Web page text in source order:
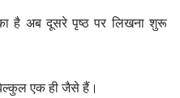
है अब दूसरे पृष्ठ पर लिखना शुरू
एक ही जैसे हैं।